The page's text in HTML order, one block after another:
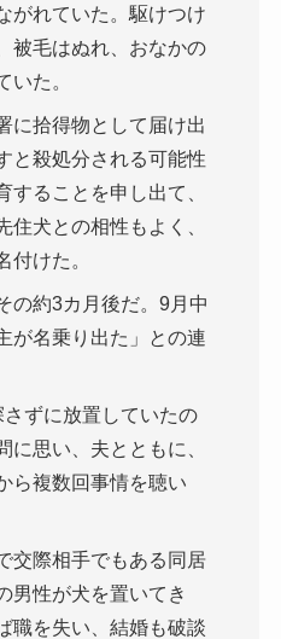
がれていた。駆けつけ
被毛はぬれ、おなかの
いた。
に拾得物として届け出
と殺処分される可能性
することを申し出て、
住犬との相性もよく、
付けた。
の約3カ月後だ。9月中
が名乗り出た」との連
さずに放置していたの
に思い、夫とともに、
ら複数回事情を聴い
交際相手でもある同居
男性が犬を置いてき
職を失い、結婚も破談